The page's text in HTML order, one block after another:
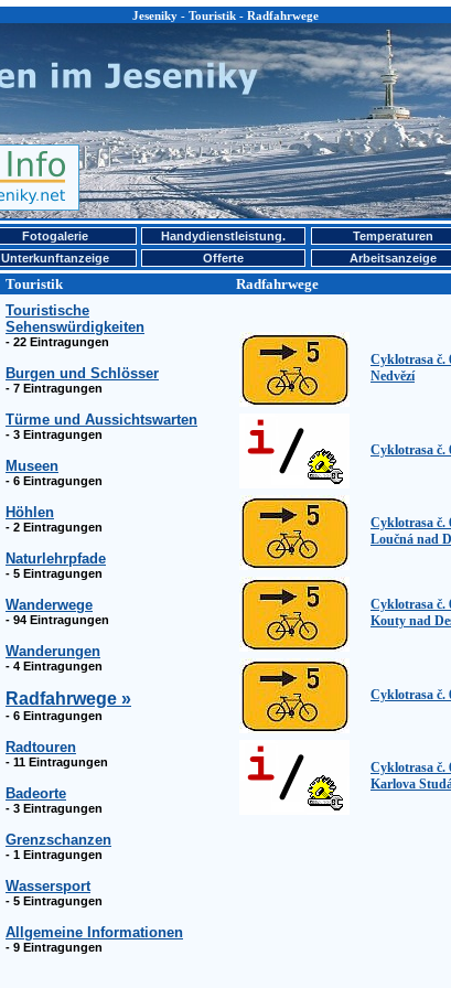
Jeseniky - Touristik - Radfahrwege
Fotogalerie Handydienstleistung. Temperaturen
Unterkunftanzeige Offerte Arbeitsanzeige
Touristik Radfahrwege
Touristische
Sehenswürdigkeiten
- 22 Eintragungen
Burgen und Schlösser
- 7 Eintragungen
Türme und Aussichtswarten
- 3 Eintragungen
Museen
- 6 Eintragungen
Höhlen
- 2 Eintragungen
Naturlehrpfade
- 5 Eintragungen
Wanderwege
- 94 Eintragungen
Wanderungen
- 4 Eintragungen
Radfahrwege »
- 6 Eintragungen
Radtouren
- 11 Eintragungen
Badeorte
- 3 Eintragungen
Grenzschanzen
- 1 Eintragungen
Wassersport
- 5 Eintragungen
Allgemeine Informationen
- 9 Eintragungen
Cyklotrasa č.
Nedvězí
Cyklotrasa č.
Cyklotrasa č.
Loučná nad
Cyklotrasa č.
Kouty nad
Cyklotrasa č.
Cyklotrasa č.
Karlova